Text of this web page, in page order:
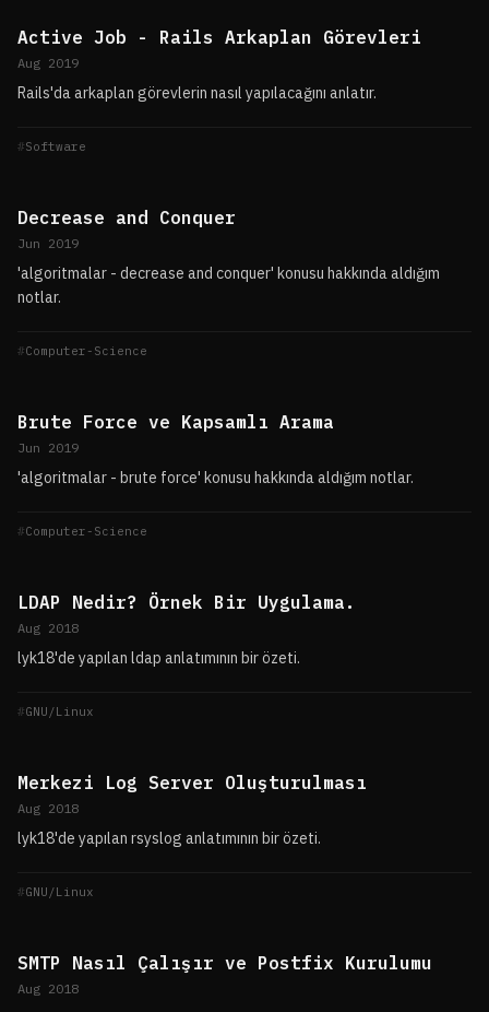
Active Job - Rails Arkaplan Görevleri
Aug 2019
Rails'da arkaplan görevlerin nasıl yapılacağını anlatır.
Software
Decrease and Conquer
Jun 2019
'algoritmalar - decrease and conquer' konusu hakkında aldığım
notlar.
Computer-Science
Brute Force ve Kapsamlı Arama
Jun 2019
'algoritmalar - brute force' konusu hakkında aldığım notlar.
Computer-Science
LDAP Nedir? Örnek Bir Uygulama.
Aug 2018
lyk18'de yapılan ldap anlatımının bir özeti.
GNU/Linux
Merkezi Log Server Oluşturulması
Aug 2018
lyk18'de yapılan rsyslog anlatımının bir özeti.
GNU/Linux
SMTP Nasıl Çalışır ve Postfix Kurulumu
Aug 2018